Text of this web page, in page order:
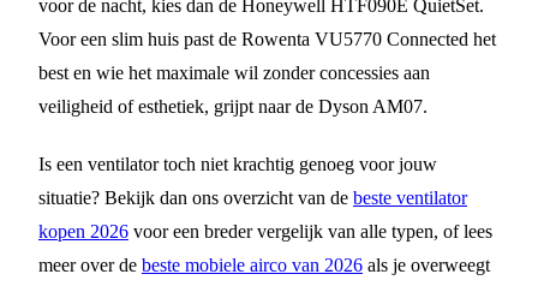
voor de nacht, kies dan de Honeywell HTF090E QuietSet.
Voor een slim huis past de Rowenta VU5770 Connected het
best en wie het maximale wil zonder concessies aan
veiligheid of esthetiek, grijpt naar de Dyson AM07.
Is een ventilator toch niet krachtig genoeg voor jouw
situatie? Bekijk dan ons overzicht van de beste ventilator
kopen 2026 voor een breder vergelijk van alle typen, of lees
meer over de beste mobiele airco van 2026 als je overweegt